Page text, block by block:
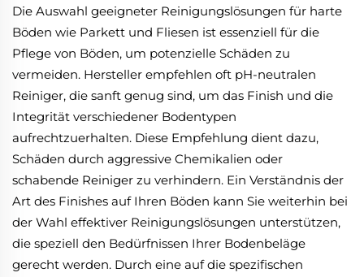
Die Auswahl geeigneter Reinigungslösungen für harte
Böden wie Parkett und Fliesen ist essenziell für die
Pflege von Böden, um potenzielle Schäden zu
vermeiden. Hersteller empfehlen oft pH-neutralen
Reiniger, die sanft genug sind, um das Finish und die
Integrität verschiedener Bodentypen
aufrechtzuerhalten. Diese Empfehlung dient dazu,
Schäden durch aggressive Chemikalien oder
schabende Reiniger zu verhindern. Ein Verständnis der
Art des Finishes auf Ihren Böden kann Sie weiterhin bei
der Wahl effektiver Reinigungslösungen unterstützen,
die speziell den Bedürfnissen Ihrer Bodenbeläge
gerecht werden. Durch eine auf die spezifischen